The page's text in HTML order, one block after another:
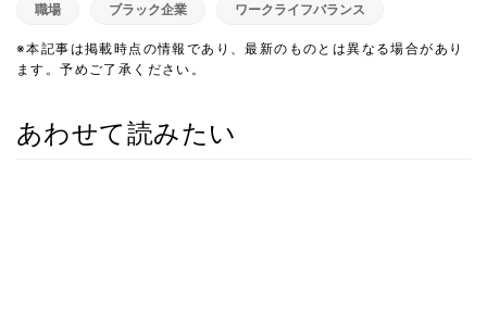
職場 ブラック企業 ワークライフバランス
※本記事は掲載時点の情報であり、最新のものとは異なる場合があり
ます。予めご了承ください。
あわせて読みたい